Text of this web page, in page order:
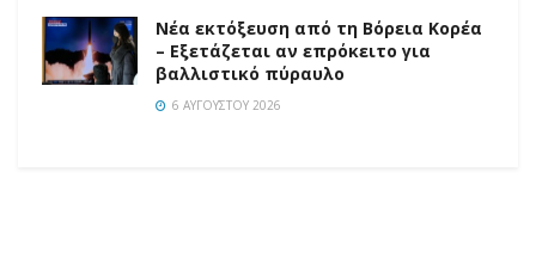
Νέα εκτόξευση από τη Βόρεια Κορέα
– Εξετάζεται αν επρόκειτο για
βαλλιστικό πύραυλο
6 ΑΥΓΟΎΣΤΟΥ 2026